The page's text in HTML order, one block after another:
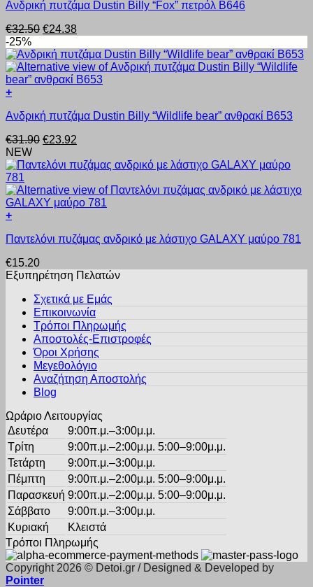
στη
του
προϊόντος
το
έχει
πολλαπλές
παραλλαγές.
Οι
επιλογές
μπορούν
επιλεγούν
σελίδα
του
προϊόντος
Ανδρική πυτζάμα Dustin Billy “Fox” πετρόλ B646
€32.50 Original
was:
€32.50.
€24.38Η
τιμή
είναι:
€24.38.
-25%
+
το
έχει
πολλαπλές
παραλλαγές.
Οι
επιλογές
μπορούν
να
στη
του
προϊόντος
Ανδρική πυτζάμα Dustin Billy “Wildlife bear” ανθρακί B653
€31.90 Original
was:
€23.92
τιμή
€23.92.
NEW
+
το
έχει
πολλαπλές
επιλογές
μπορούν
επιλεγούν
σελίδα
Παντελόνι πυζάμας ανδρικό με λάστιχο GALAXY μαύρο 781
€15.20
Εξυπηρέτηση Πελατών
Σχετικά με Εμάς
Επικοινωνία
Τρόποι Πληρωμής
Αποστολές-Επιστροφές
Όροι Χρήσης
Μεγεθολόγιο
Αναζήτηση Αποστολής
Blog
Ωράριο Λειτουργίας
Δευτέρα
9:00π.μ.–3:00μ.μ.
Τρίτη
9:00π.μ.–2:00μ.μ. 5:00–9:00μ.μ.
Τετάρτη
9:00π.μ.–3:00μ.μ.
Πέμπτη
9:00π.μ.–2:00μ.μ. 5:00–9:00μ.μ.
Παρασκευή 9:00π.μ.–2:00μ.μ. 5:00–9:00μ.μ.
Σάββατο
9:00π.μ.–3:00μ.μ.
Κυριακή
Κλειστά
Τρόποι Πληρωμής
Copyright 2026 © Detoi.gr / Designed & Developed by
Pointer